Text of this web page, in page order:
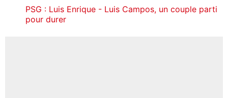
PSG : Luis Enrique - Luis Campos, un couple parti
pour durer